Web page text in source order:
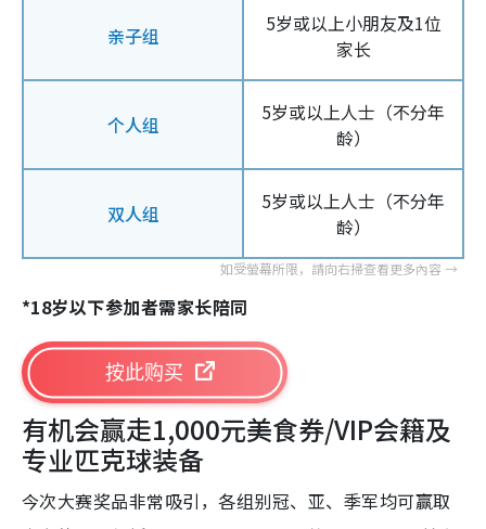
亲子组
5岁或以上小朋友及1位
家长
个人组
5岁或以上人士（不分年
龄）
双人组
5岁或以上人士（不分年
龄）
*18岁以下参加者需家长陪同
按此购买
有机会赢走1,000元美食券/VIP会籍及
专业匹克球装备
今次大赛奖品非常吸引，各组别冠、亚、季军均可赢取